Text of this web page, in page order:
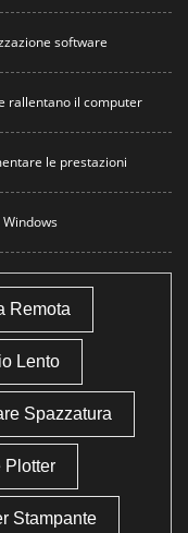
software
rallentano il computer
le prestazioni
Remota
Lento
Spazzatura
Plotter
Stampante